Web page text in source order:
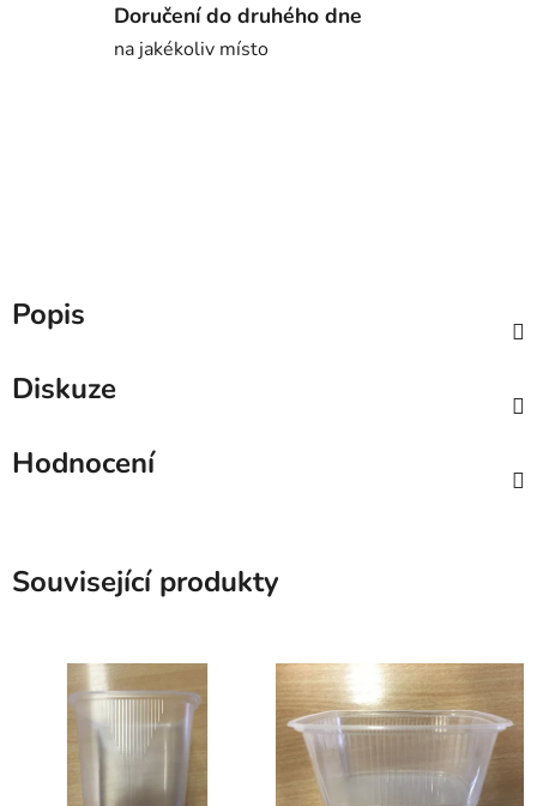
Doručení do druhého dne
na jakékoliv místo
Popis
Diskuze
Hodnocení
Související produkty